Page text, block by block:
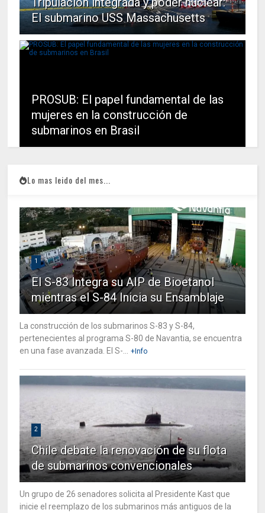
El submarino USS Massachusetts
PROSUB: El papel fundamental de las
mujeres en la construcción de
submarinos en Brasil
Lo mas leido del mes...
1
El S-83 Integra su AIP de Bioetanol
mientras el S-84 Inicia su Ensamblaje
La construcción de los submarinos S-83 y S-84,
pertenecientes al programa S-80 de Navantia, se encuentra
en una fase avanzada. El S-...
+Info
2
Chile debate la renovación de su flota
de submarinos convencionales
Un grupo de 26 senadores solicita al Presidente Kast que
inicie el reemplazo de los submarinos más antiguos de la